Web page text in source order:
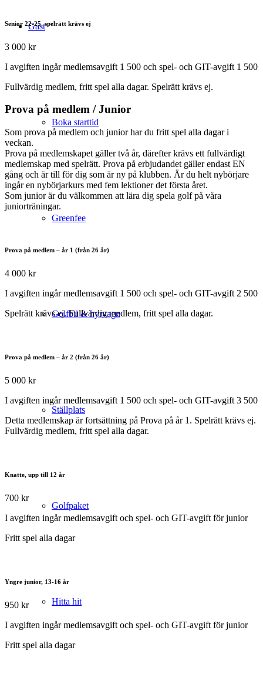
Gäst
Boka starttid
Greenfee
Golfbil & hyrvagn
Ställplats
Golfpaket
Hitta hit
Senior 22-25, spelrätt krävs ej
3 000 kr
I avgiften ingår medlemsavgift 1 500 och spel- och GIT-avgift 1 500
Fullvärdig medlem, fritt spel alla dagar. Spelrätt krävs ej.
Prova på medlem / Junior
Som prova på medlem och junior har du fritt spel alla dagar i
veckan.
Prova på medlemskapet gäller två år, därefter krävs ett fullvärdigt
medlemskap med spelrätt. Prova på erbjudandet gäller endast EN
gång och är till för dig som är ny på klubben. Är du helt nybörjare
ingår en nybörjarkurs med fem lektioner det första året.
Som junior är du välkommen att lära dig spela golf på våra
juniorträningar.
Prova på medlem – år 1 (från 26 år)
4 000 kr
I avgiften ingår medlemsavgift 1 500 och spel- och GIT-avgift 2 500
Spelrätt krävs ej. Fullvärdig medlem, fritt spel alla dagar.
Prova på medlem – år 2 (från 26 år)
5 000 kr
I avgiften ingår medlemsavgift 1 500 och spel- och GIT-avgift 3 500
Detta medlemskap är fortsättning på Prova på år 1. Spelrätt krävs ej.
Fullvärdig medlem, fritt spel alla dagar.
Knatte, upp till 12 år
700 kr
I avgiften ingår medlemsavgift och spel- och GIT-avgift för junior
Fritt spel alla dagar
Yngre junior, 13-16 år
950 kr
I avgiften ingår medlemsavgift och spel- och GIT-avgift för junior
Fritt spel alla dagar